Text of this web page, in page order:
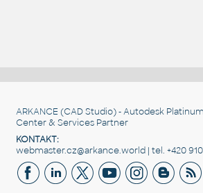
ARKANCE (CAD Studio) - Autodesk
Center & Services Partner
KONTAKT:
webmaster.cz@arkance.world | tel. +420 910